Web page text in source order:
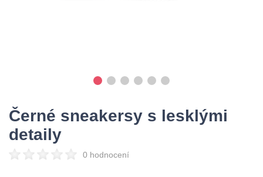
Černé sneakersy s lesklými
detaily
0 hodnocení